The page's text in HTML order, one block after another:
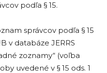
podľa § 15.
správcov podľa § 15
v databáze JERRS
zoznamy“ (voľba
uvedené v § 15 ods. 1